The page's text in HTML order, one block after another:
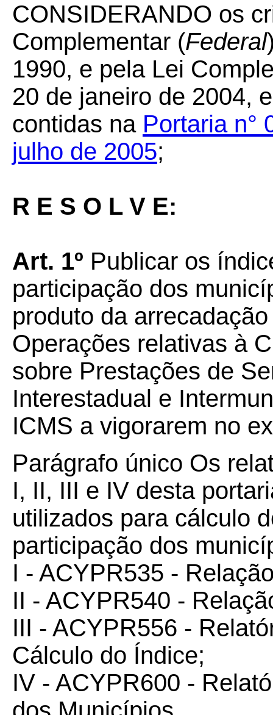
CONSIDERANDO os
Complementar (Federal
1990, e pela Lei
20 de janeiro de 2004,
contidas na Portaria n°
julho de 2005;
R E S O L V E:
Art. 1º Publicar os
participação dos
produto da
Operações relativas à
sobre Prestações de
Interestadual e
ICMS a vigorarem no
Parágrafo único Os
I, II, III e IV desta
utilizados para cálculo
participação dos
I - ACYPR535 -
II - ACYPR540 -
III - ACYPR556 -
Cálculo do Índice;
IV - ACYPR600 -